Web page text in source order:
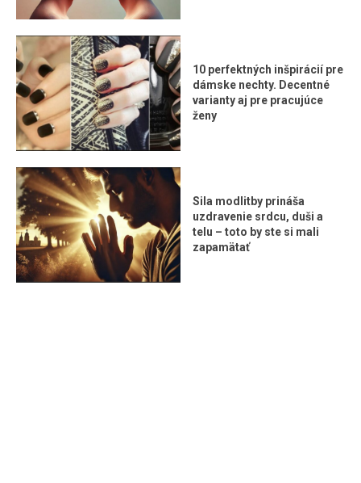
10 perfektných inšpirácií pre
dámske nechty. Decentné
varianty aj pre pracujúce
ženy
Sila modlitby prináša
uzdravenie srdcu, duši a
telu – toto by ste si mali
zapamätať